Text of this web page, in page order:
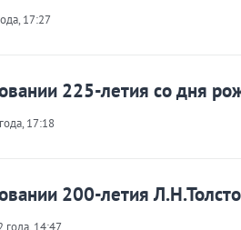
17:27
225-летия со дня
17:18
200-летия
года, 14:47